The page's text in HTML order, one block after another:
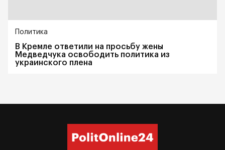
Политика
В Кремле ответили на просьбу жены
Медведчука освободить политика из
украинского плена